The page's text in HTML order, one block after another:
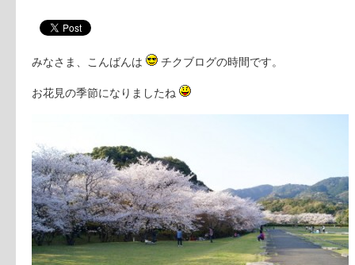
みなさま、こんばんは チクブログの時間です。
お花見の季節になりましたね